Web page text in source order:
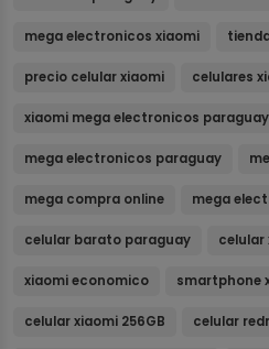
mega electronicos xiaomi
precio celular xiaomi celulares
xiaomi mega electronicos paraguay
mega electronicos paraguay
mega compra online mega
celular barato paraguay celular
xiaomi economico smartphone
celular xiaomi 256GB celular